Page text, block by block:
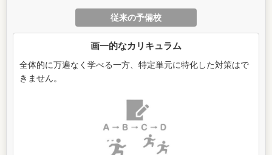
従来の予備校
画一的なカリキュラム
全体的に万遍なく学べる一方、特定単元に特化した対策はで
きません。